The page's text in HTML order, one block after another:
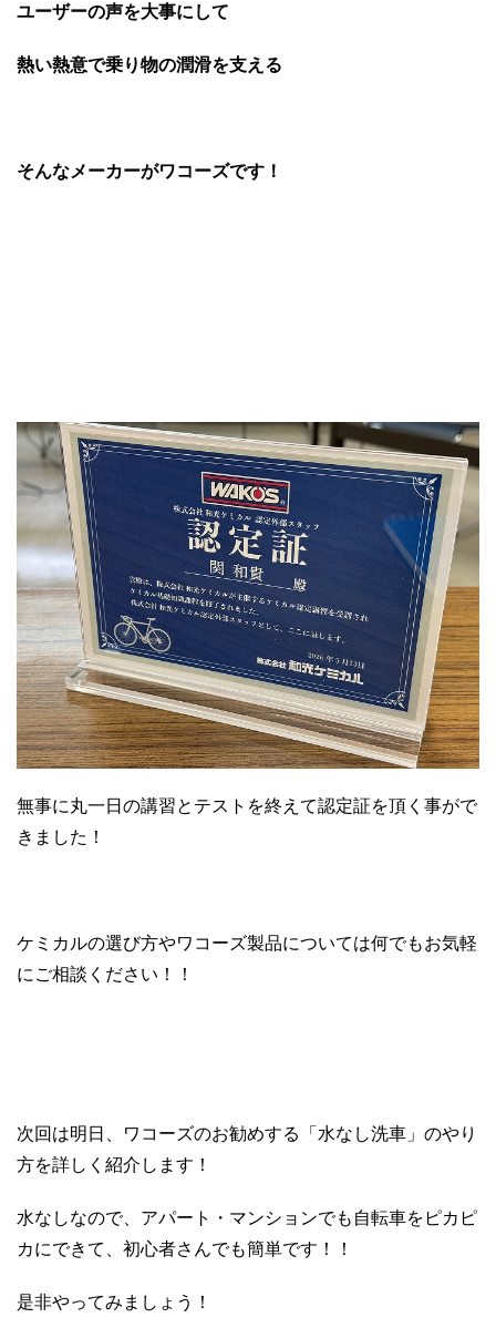
ユーザーの声を大事にして
熱い熱意で乗り物の潤滑を支える
そんなメーカーがワコーズです！
無事に丸一日の講習とテストを終えて認定証を頂く事がで
きました！
ケミカルの選び方やワコーズ製品については何でもお気軽
にご相談ください！！
次回は明日、ワコーズのお勧めする「水なし洗車」のやり
方を詳しく紹介します！
水なしなので、アパート・マンションでも自転車をピカピ
カにできて、初心者さんでも簡単です！！
是非やってみましょう！